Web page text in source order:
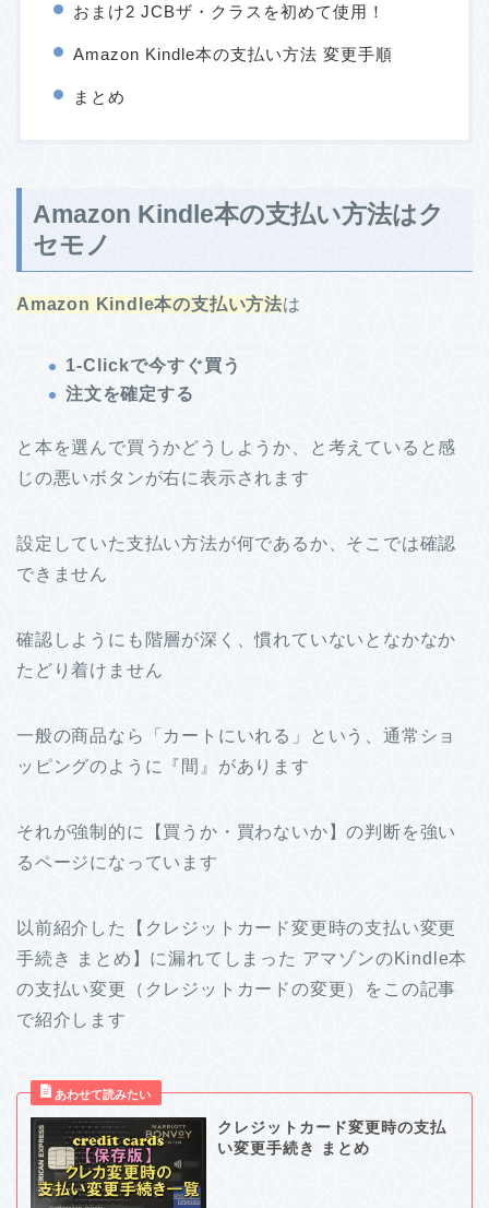
おまけ2 JCBザ・クラスを初めて使用！
Amazon Kindle本の支払い方法 変更手順
まとめ
Amazon Kindle本の支払い方法はク
セモノ
Amazon Kindle本の支払い方法は
1-Clickで今すぐ買う
注文を確定する
と本を選んで買うかどうしようか、と考えていると感
じの悪いボタンが右に表示されます
設定していた支払い方法が何であるか、そこでは確認
できません
確認しようにも階層が深く、慣れていないとなかなか
たどり着けません
一般の商品なら「カートにいれる」という、通常ショ
ッピングのように『間』があります
それが強制的に【買うか・買わないか】の判断を強い
るページになっています
以前紹介した【クレジットカード変更時の支払い変更
手続き まとめ】に漏れてしまった アマゾンのKindle本
の支払い変更（クレジットカードの変更）をこの記事
で紹介します
クレジットカード変更時の支払
い変更手続き まとめ